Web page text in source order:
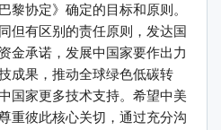
黎协定》确定的目标和原则。
但有区别的责任原则，发达国
金承诺，发展中国家要作出力
成果，推动全球绿色低碳转
国家更多技术支持。希望中美
重彼此核心关切，通过充分沟